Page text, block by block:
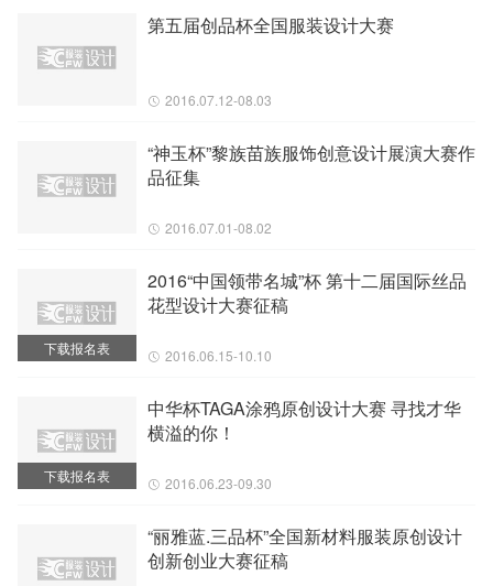
第五届创品杯全国服装设计大赛
2016.07.12-08.03
“神玉杯”黎族苗族服饰创意设计展演大赛作
品征集
2016.07.01-08.02
下载报名表
2016“中国领带名城”杯 第十二届国际丝品
花型设计大赛征稿
2016.06.15-10.10
下载报名表
中华杯TAGA涂鸦原创设计大赛 寻找才华
横溢的你！
2016.06.23-09.30
“丽雅蓝.三品杯”全国新材料服装原创设计
创新创业大赛征稿